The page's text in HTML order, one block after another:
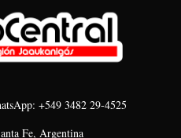
+549 3482 29-4525
Fe, Argentina